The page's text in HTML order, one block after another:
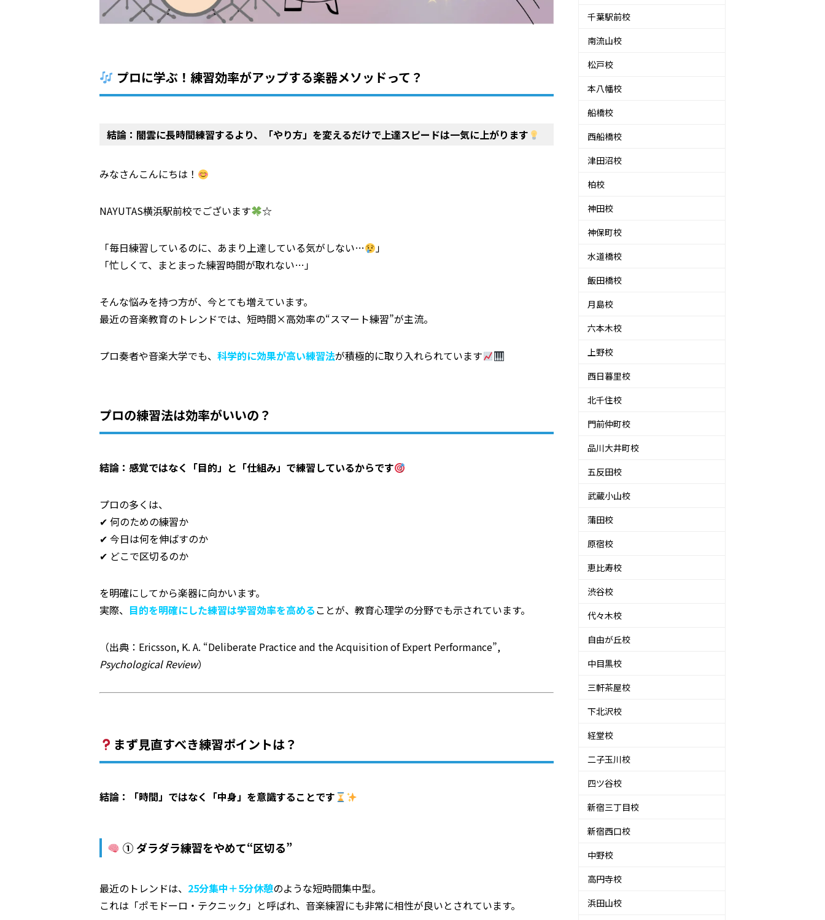
プロに学ぶ！練習効率がアップする楽器メソッドって？
結論：闇雲に長時間練習するより、「やり方」を変えるだけで上達スピードは一気に上がります
みなさんこんにちは！
NAYUTAS横浜駅前校でございます ☆
「毎日練習しているのに、あまり上達している気がしない…
」
「忙しくて、まとまった練習時間が取れない…」
そんな悩みを持つ方が、今とても増えています。
最近の音楽教育のトレンドでは、短時間×高効率の“スマート練習”が主流。
プロ奏者や音楽大学でも、 科学的に効果が高い練習法が積極的に取り入れられています
プロの練習法は効率がいいの？
結論：感覚ではなく「目的」と「仕組み」で練習しているからです
プロの多くは、
✔ 何のための練習か
✔ 今日は何を伸ばすのか
✔ どこで区切るのか
を明確にしてから楽器に向かいます。
実際、 目的を明確にした練習は学習効率を高めることが、教育心理学の分野でも示されています。
（出典：Ericsson, K. A. “Deliberate Practice and the Acquisition of Expert Performance”,
Psychological Review）
まず見直すべき練習ポイントは？
結論：「時間」ではなく「中身」を意識することです
① ダラダラ練習をやめて“区切る”
最近のトレンドは、 25分集中＋5分休憩のような短時間集中型。
これは「ポモドーロ・テクニック」と呼ばれ、音楽練習にも非常に相性が良いとされています。
千葉駅前校
南流山校
松戸校
本八幡校
船橋校
西船橋校
津田沼校
柏校
神田校
神保町校
水道橋校
飯田橋校
月島校
六本木校
上野校
西日暮里校
北千住校
門前仲町校
品川大井町校
五反田校
武蔵小山校
蒲田校
原宿校
恵比寿校
渋谷校
代々木校
自由が丘校
中目黒校
三軒茶屋校
下北沢校
経堂校
二子玉川校
四ツ谷校
新宿三丁目校
新宿西口校
中野校
高円寺校
浜田山校